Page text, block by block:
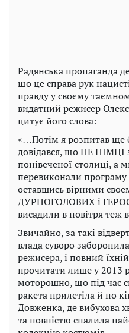
Радянська пропаганда
що це справа рук
правду у своєму
видатний режисер
цитує його слова:
«…Потім я розпитав ще
довідався, що НЕ
понівеченої столиці,
перевиконали програму
оставшись вірними
ДУРНОГОЛОВИХ і
висадили в повітря теж
Звичайно, за такі
влада суворо
режисера, і повний
прочитати лише у 2013
моторошно, що під час
ракета прилетіла й по
Довженка, де вибухова
та повністю спалила